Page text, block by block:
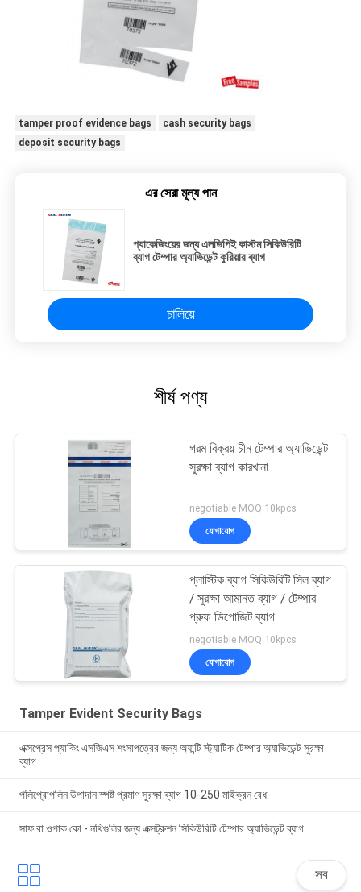
tamper proof evidence bags
cash security bags
deposit security bags
এর সেরা মূল্য পান
প্যাকেজিংয়ের জন্য এলডিপিই কাস্টম সিকিউরিটি
ব্যাগ টেম্পার অ্যাভিডেন্ট কুরিয়ার ব্যাগ
চালিয়ে
শীর্ষ পণ্য
গরম বিক্রয় চীন টেম্পার অ্যাভিডেন্ট
সুরক্ষা ব্যাগ কারখানা
negotiable MOQ:10kpcs
যোগাযোগ
প্লাস্টিক ব্যাগ সিকিউরিটি সিল ব্যাগ
/ সুরক্ষা আমানত ব্যাগ / টেম্পার
প্রুফ ডিপোজিট ব্যাগ
negotiable MOQ:10kpcs
যোগাযোগ
Tamper Evident Security Bags
এক্সপ্রেস প্যাকিং এসজিএস শংসাপত্রের জন্য অ্যান্টি স্ট্যাটিক টেম্পার অ্যাভিডেন্ট সুরক্ষা
ব্যাগ
পলিপ্রোপলিন উপাদান স্পষ্ট প্রমাণ সুরক্ষা ব্যাগ 10-250 মাইক্রন বেধ
সাফ বা ওপাক কো - নথিগুলির জন্য এক্সট্রুশন সিকিউরিটি টেম্পার অ্যাভিডেন্ট ব্যাগ
সব